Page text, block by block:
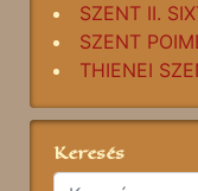
SZENT II.
SZENT
THIENEI
Keresés